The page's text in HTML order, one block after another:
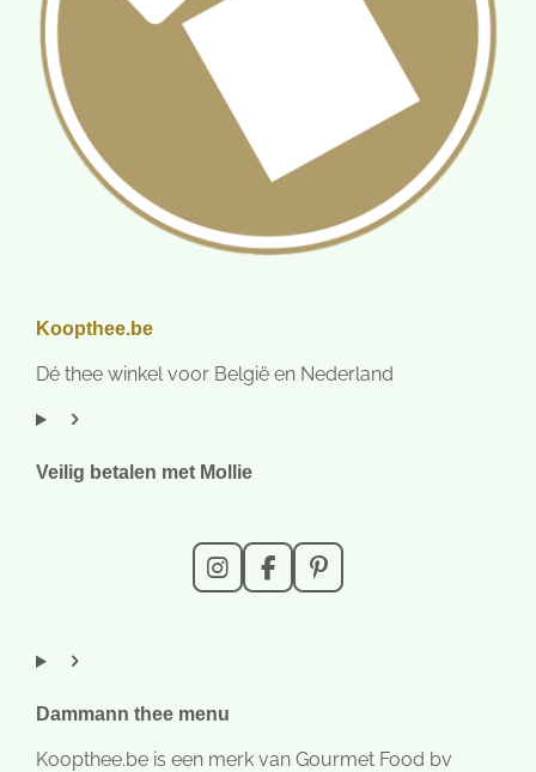
Koopthee.be
Dé thee winkel voor België en Nederland
Veilig betalen met Mollie
I
n
r
m
F
a
P
i
t
Dammann thee menu
Koopthee.be is een merk van Gourmet Food bv